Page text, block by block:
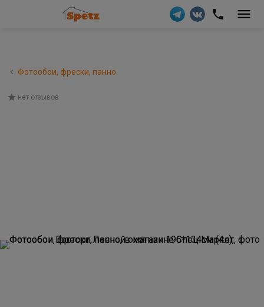
Фотообои, фрески, панно
нет отзывов